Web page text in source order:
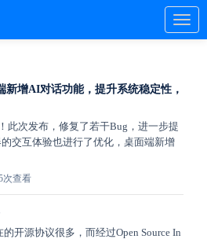
新增AI对话功能，提升系统稳定性，
此次发布，修复了若干Bug，进一步提
交互体验也进行了优化，桌面端新增
次查看
开源协议很多，而经过Open Source In